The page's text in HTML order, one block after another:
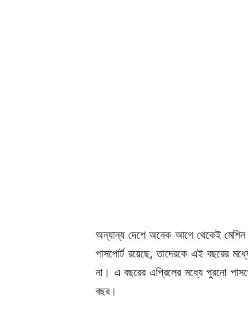
অন্যান্য দেশে অনেক আগে থেকেই মেশিন
পাসপোর্ট রয়েছে, তাদেরকে এই বছরের
না। এ বছরের এপ্রিলের মধ্যে পুরনো
বছর।